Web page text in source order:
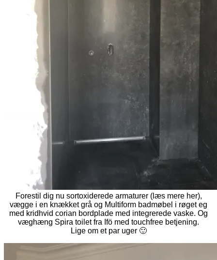
Forestil dig nu sortoxiderede armaturer (læs mere her),
vægge i en knækket grå og Multiform badmøbel i røget eg
med kridhvid corian bordplade med integrerede vaske. Og
væghæng Spira toilet fra Ifö med touchfree betjening.
Lige om et par uger 🙂